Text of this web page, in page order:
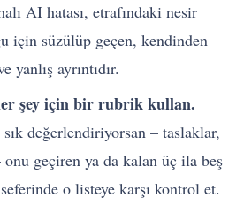
AI hatası, etrafındaki nesir
için süzülüp geçen, kendinden
yanlış ayrıntıdır.
şey için bir rubrik kullan.
sık değerlendiriyorsan – taslaklar,
geçiren ya da kalan üç ila beş
o listeye karşı kontrol et.